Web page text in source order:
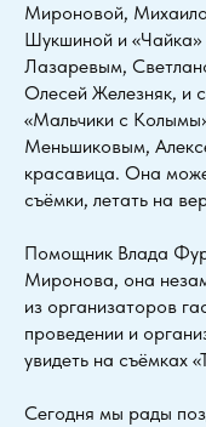
Мироновой,
Шукшиной и
Лазаревым,
Олесей Железняк, и
«Мальчики с
Меньшиковым,
красавица. Она
съёмки, летать на
Помощник Влада
Миронова, она
из организаторов
проведении и
увидеть на съёмках
Сегодня мы рады